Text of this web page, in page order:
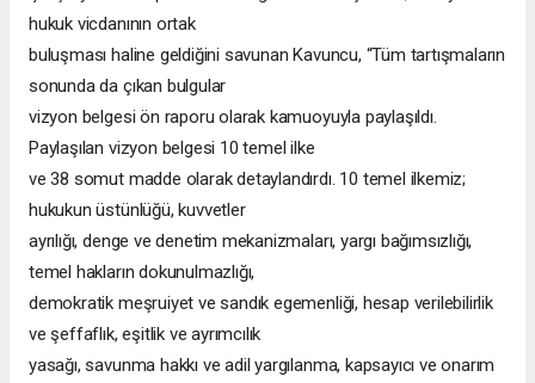
hukuk vicdanının ortak
buluşması haline geldiğini savunan Kavuncu, “Tüm tartışmaların
sonunda da çıkan bulgular
vizyon belgesi ön raporu olarak kamuoyuyla paylaşıldı.
Paylaşılan vizyon belgesi 10 temel ilke
ve 38 somut madde olarak detaylandırdı. 10 temel ilkemiz;
hukukun üstünlüğü, kuvvetler
ayrılığı, denge ve denetim mekanizmaları, yargı bağımsızlığı,
temel hakların dokunulmazlığı,
demokratik meşruiyet ve sandık egemenliği, hesap verilebilirlik
ve şeffaflık, eşitlik ve ayrımcılık
yasağı, savunma hakkı ve adil yargılanma, kapsayıcı ve onarım